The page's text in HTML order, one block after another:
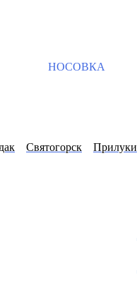
НОСОВКА
Святогорск Прилуки